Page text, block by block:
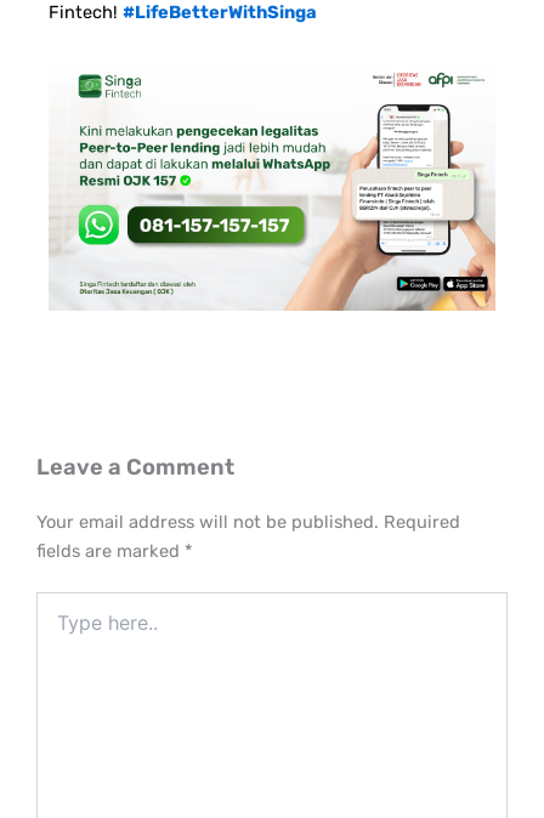
Fintech! #LifeBetterWithSinga
Leave a Comment
Your email address will not be published. Required
fields are marked *
here..